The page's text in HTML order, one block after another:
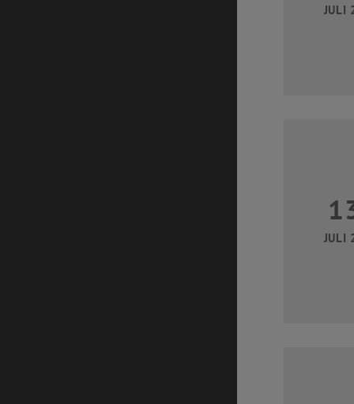
JULI
JULI